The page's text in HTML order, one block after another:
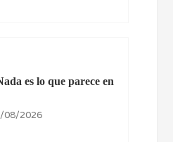
es lo que parece en
08/2026